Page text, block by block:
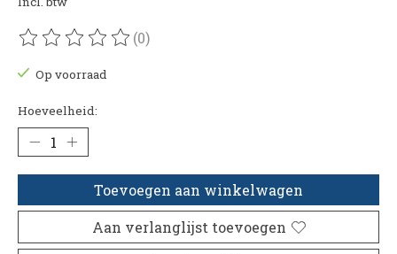
De beoordeling van dit product is
(0)
Op voorraad
Hoeveelheid:
Toevoegen aan winkelwagen
Aan verlanglijst toevoegen